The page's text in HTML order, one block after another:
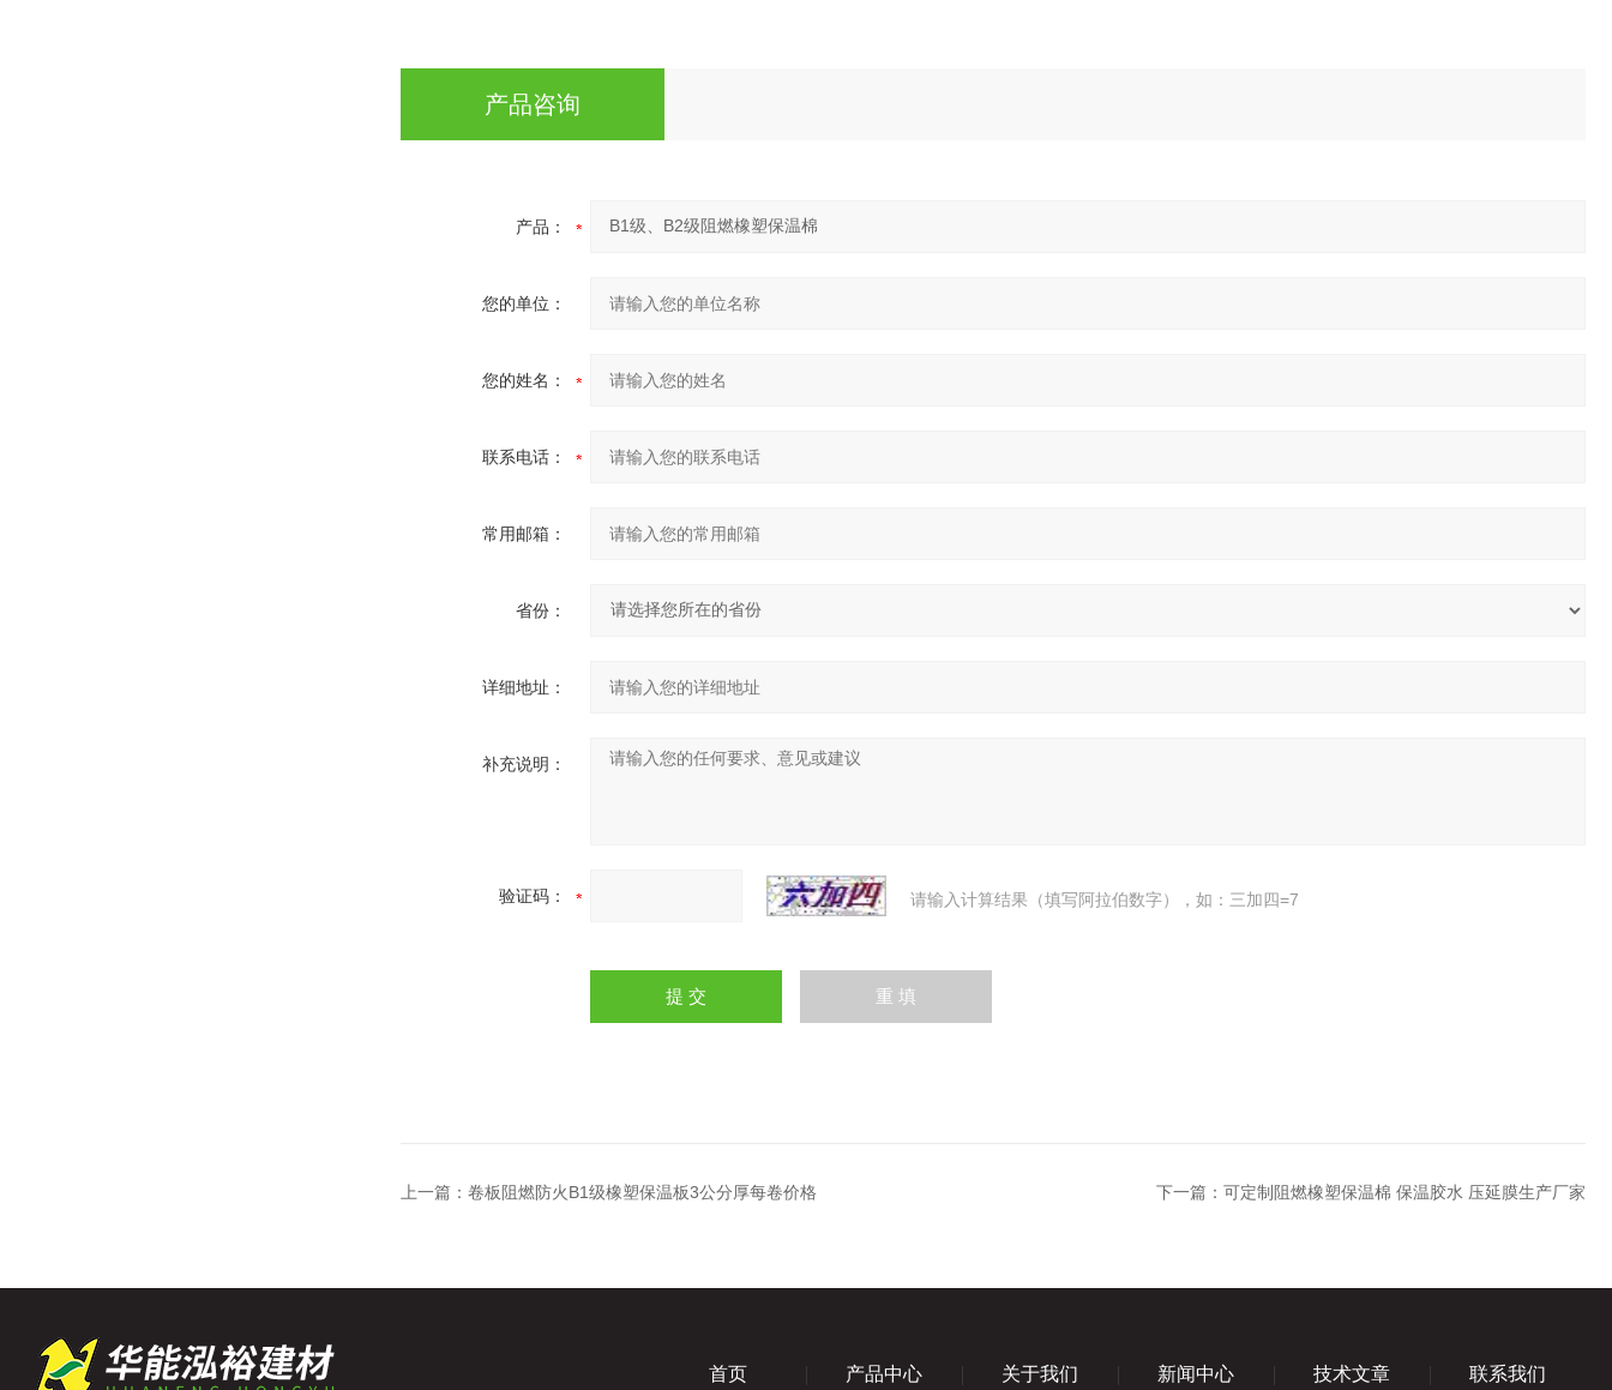
产品咨询
产品：
您的单位：
您的姓名：
联系电话：
常用邮箱：
省份：
详细地址：
补充说明：
验证码： 请输入计算结果（填写阿拉伯数字），如：三加四=7
上一篇： 卷板阻燃防火B1级橡塑保温板3公分厚每卷价格 下一篇： 可定制阻燃橡塑保温棉 保温胶水 压延膜生产厂家
首页 产品中心 关于我们 新闻中心 技术文章 联系我们